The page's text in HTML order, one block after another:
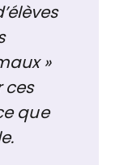
»
ces
que